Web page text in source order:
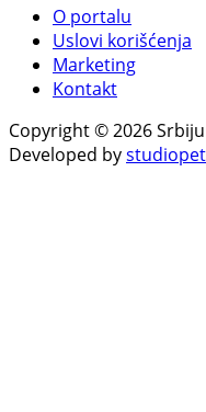
O portalu
Uslovi korišćenja
Marketing
Kontakt
Copyright © 2026
Developed by